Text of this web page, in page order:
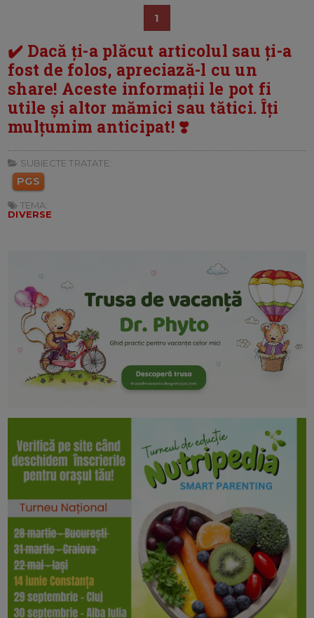
1
✔️ Dacă ți-a plăcut articolul sau ți-a
fost de folos, apreciază-l cu un
share! Aceste informații le pot fi
utile și altor mămici sau tătici. Îți
mulțumim anticipat! ❣️
SUBIECTE TRATATE:
PGS
TEMA:
DIVERSE